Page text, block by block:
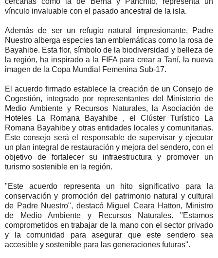
vínculo invaluable con el pasado ancestral de la isla.
Además de ser un refugio natural impresionante, Padre
Nuestro alberga especies tan emblemáticas como la rosa de
Bayahibe. Esta flor, símbolo de la biodiversidad y belleza de
la región, ha inspirado a la FIFA para crear a Taní, la nueva
imagen de la Copa Mundial Femenina Sub-17.
El acuerdo firmado establece la creación de un Consejo de
Cogestión, integrado por representantes del Ministerio de
Medio Ambiente y Recursos Naturales, la Asociación de
Hoteles La Romana Bayahibe , el Clúster Turístico La
Romana Bayahibe y otras entidades locales y comunitarias.
Este consejo será el responsable de supervisar y ejecutar
un plan integral de restauración y mejora del sendero, con el
objetivo de fortalecer su infraestructura y promover un
turismo sostenible en la región.
"Este acuerdo representa un hito significativo para la
conservación y promoción del patrimonio natural y cultural
de Padre Nuestro", destacó Miguel Ceara Hatton, Ministro
de Medio Ambiente y Recursos Naturales. "Estamos
comprometidos en trabajar de la mano con el sector privado
y la comunidad para asegurar que este sendero sea
accesible y sostenible para las generaciones futuras".